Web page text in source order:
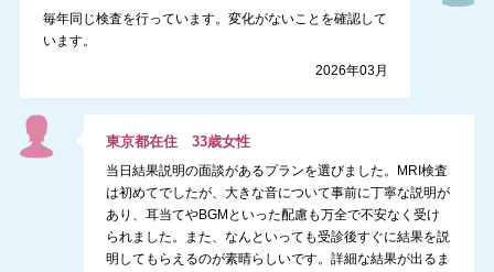
毎年同じ検査を行っています。変化がないことを確認して
います。
2026年03月
東京都在住33歳女性
当日結果説明の面談があるプランを選びました。MRI検査
は初めてでしたが、大きな音について事前に丁寧な説明が
あり、耳当てやBGMといった配慮も万全で不安なく受け
られました。また、なんといっても受診後すぐに結果を説
明してもらえるのが素晴らしいです。詳細な結果が出るま